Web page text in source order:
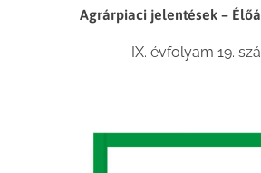
Agrárpiaci jelentések –
IX. évfolyam 19.